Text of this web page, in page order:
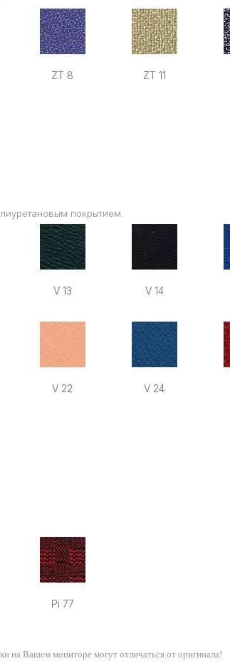
ZT 8 ZT 11
покрытием.
V 13 V 14
V 22 V 24
Pi 77
на Вашем мониторе могут отличаться от оригинала!